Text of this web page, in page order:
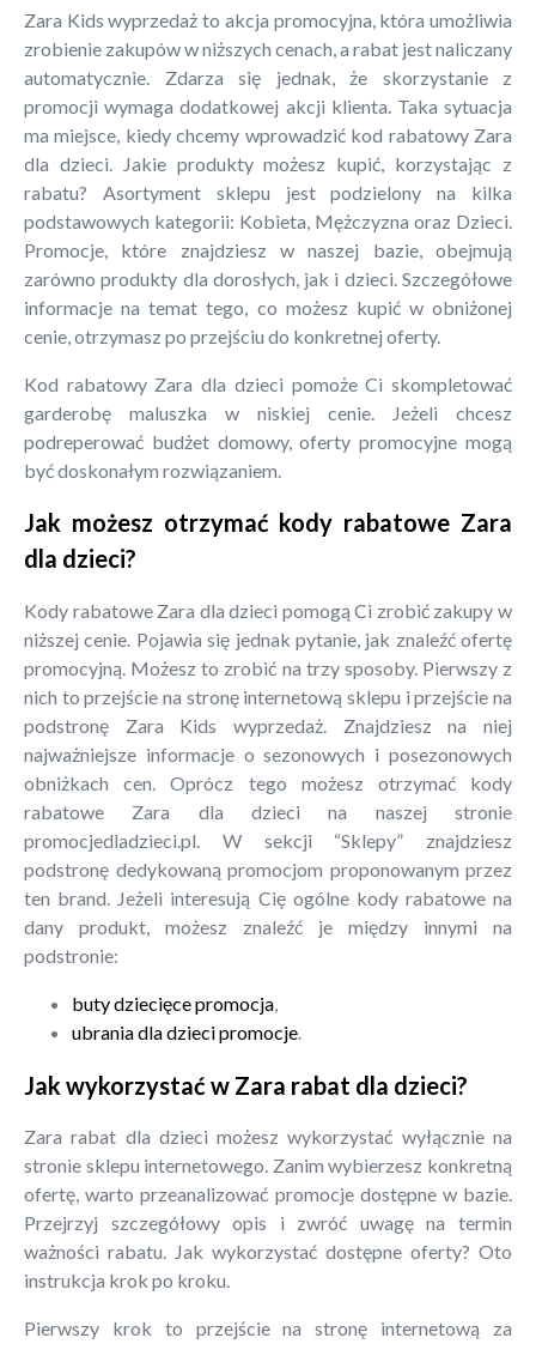
Zara Kids wyprzedaż to akcja promocyjna, która umożliwia
zrobienie zakupów w niższych cenach, a rabat jest naliczany
automatycznie. Zdarza się jednak, że skorzystanie z
promocji wymaga dodatkowej akcji klienta. Taka sytuacja
ma miejsce, kiedy chcemy wprowadzić kod rabatowy Zara
dla dzieci. Jakie produkty możesz kupić, korzystając z
rabatu? Asortyment sklepu jest podzielony na kilka
podstawowych kategorii: Kobieta, Mężczyzna oraz Dzieci.
Promocje, które znajdziesz w naszej bazie, obejmują
zarówno produkty dla dorosłych, jak i dzieci. Szczegółowe
informacje na temat tego, co możesz kupić w obniżonej
cenie, otrzymasz po przejściu do konkretnej oferty.
Kod rabatowy Zara dla dzieci pomoże Ci skompletować
garderobę maluszka w niskiej cenie. Jeżeli chcesz
podreperować budżet domowy, oferty promocyjne mogą
być doskonałym rozwiązaniem.
Jak możesz otrzymać kody rabatowe Zara
dla dzieci?
Kody rabatowe Zara dla dzieci pomogą Ci zrobić zakupy w
niższej cenie. Pojawia się jednak pytanie, jak znaleźć ofertę
promocyjną. Możesz to zrobić na trzy sposoby. Pierwszy z
nich to przejście na stronę internetową sklepu i przejście na
podstronę Zara Kids wyprzedaż. Znajdziesz na niej
najważniejsze informacje o sezonowych i posezonowych
obniżkach cen. Oprócz tego możesz otrzymać kody
rabatowe Zara dla dzieci na naszej stronie
promocjedladzieci.pl. W sekcji “Sklepy” znajdziesz
podstronę dedykowaną promocjom proponowanym przez
ten brand. Jeżeli interesują Cię ogólne kody rabatowe na
dany produkt, możesz znaleźć je między innymi na
podstronie:
buty dziecięce promocja,
ubrania dla dzieci promocje.
Jak wykorzystać w Zara rabat dla dzieci?
Zara rabat dla dzieci możesz wykorzystać wyłącznie na
stronie sklepu internetowego. Zanim wybierzesz konkretną
ofertę, warto przeanalizować promocje dostępne w bazie.
Przejrzyj szczegółowy opis i zwróć uwagę na termin
ważności rabatu. Jak wykorzystać dostępne oferty? Oto
instrukcja krok po kroku.
Pierwszy krok to przejście na stronę internetową za